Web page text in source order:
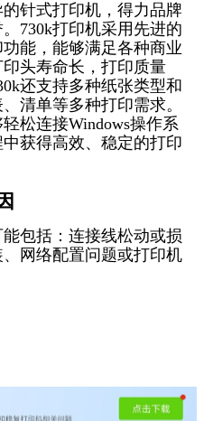
针式打印机，得力品牌
730k打印机采用先进的
能，能够满足各种商业
头寿命长，打印质量
还支持多种纸张类型和
清单等多种打印需求。
松连接Windows操作系
获得高效、稳定的打印
包括：连接线松动或损
网络配置问题或打印机